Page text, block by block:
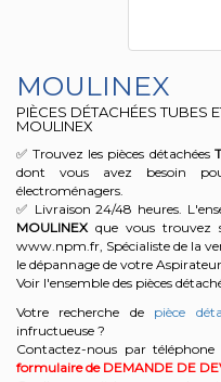
MOULINEX
PIÈCES DÉTACHÉES TUBES
MOULINEX
✅ Trouvez les pièces détachées
dont vous avez besoin
électroménagers.
✅ Livraison 24/48 heures.
MOULINEXque vous trouvez
www.npm.fr, Spécialiste de la
le dépannage de votre
Voir l'ensemble des pièces
Votre recherche de pièce
infructueuse ?
Contactez-nous par
formulaire de DEMANDE DE